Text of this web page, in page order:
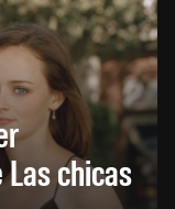
chicas